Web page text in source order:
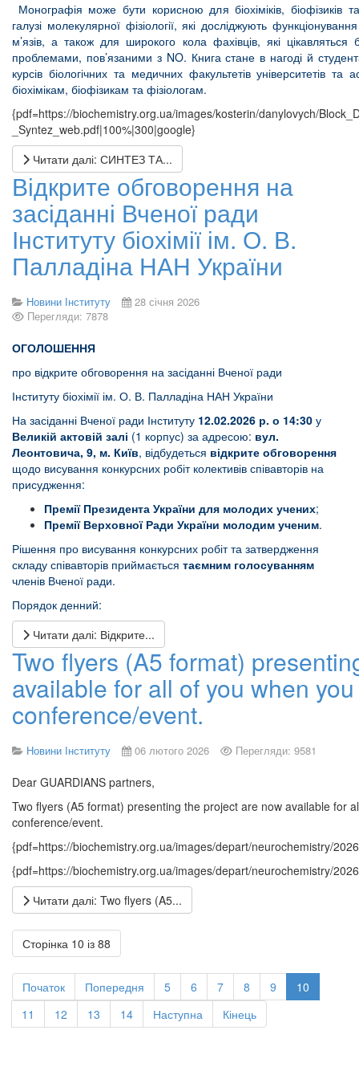
Монографія може бути корисною для біохіміків, біофізиків
галузі молекулярної фізіології, які досліджують
м’язів, а також для широкого кола фахівців, які цікавляться
проблемами, пов’язаними з NO. Книга стане в нагоді й
курсів біологічних та медичних факультетів університетів та
біохімікам, біофізикам та фізіологам.
{pdf=https://biochemistry.org.ua/images/kosterin/danylovych/
_Syntez_web.pdf|100%|300|google}
Читати далі: СИНТЕЗ ТА...
Відкрите обговорення на
засіданні Вченої ради
Інституту біохімії ім. О. В.
Палладіна НАН України
Новини Інституту
28 січня 2026
Перегляди: 7878
ОГОЛОШЕННЯ
про відкрите обговорення на засіданні Вченої ради
Інституту біохімії ім. О. В. Палладіна НАН України
На засіданні Вченої ради Інституту 12.02.2026 р. о 14:30 у
Великій актовій залі (1 корпус) за адресою: вул.
Леонтовича, 9, м. Київ, відбудеться відкрите обговорення
щодо висування конкурсних робіт колективів співавторів на
присудження:
Премії Президента України для молодих учених;
Премії Верховної Ради України молодим ученим.
Рішення про висування конкурсних робіт та затвердження
складу співавторів приймається таємним голосуванням
членів Вченої ради.
Порядок денний:
Читати далі: Відкрите...
Two flyers (A5 format)
available for all of you when
conference/event.
Новини Інституту 06 лютого 2026 Перегляди: 9581
Dear GUARDIANS partners,
Two flyers (A5 format) presenting the project are now available for
conference/event.
{pdf=https://biochemistry.org.ua/images/depart/neurochemistry/
{pdf=https://biochemistry.org.ua/images/depart/neurochemistry/
Читати далі: Two flyers (A5...
Сторінка 10 із 88
Початок Попередня 5 6 7 8 9
10
11
12 13 14 Наступна Кінець